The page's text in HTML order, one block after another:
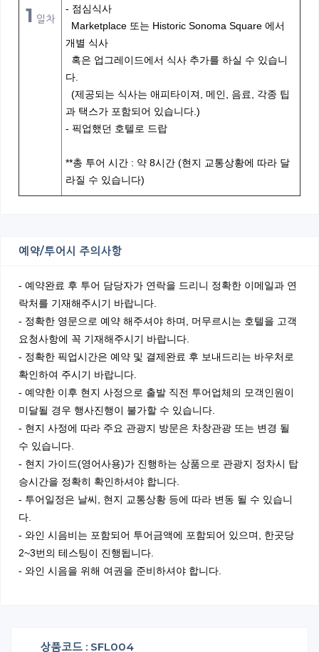
1 일차
- 점심식사
Marketplace 또는 Historic Sonoma Square 에서
개별 식사
혹은 업그레이드에서 식사 추가를 하실 수 있습니
다.
(제공되는 식사는 애피타이져, 메인, 음료, 각종 팁
과 택스가 포함되어 있습니다.)
- 픽업했던 호텔로 드랍
**총 투어 시간 : 약 8시간 (현지 교통상황에 따라 달
라질 수 있습니다)
예약/투어시 주의사항
- 예약완료 후 투어 담당자가 연락을 드리니 정확한 이메일과 연
락처를 기재해주시기 바랍니다.
- 정확한 영문으로 예약 해주셔야 하며, 머무르시는 호텔을 고객
요청사항에 꼭 기재해주시기 바랍니다.
- 정확한 픽업시간은 예약 및 결제완료 후 보내드리는 바우처로
확인하여 주시기 바랍니다.
- 예약한 이후 현지 사정으로 출발 직전 투어업체의 모객인원이
미달될 경우 행사진행이 불가할 수 있습니다.
- 현지 사정에 따라 주요 관광지 방문은 차창관광 또는 변경 될
수 있습니다.
- 현지 가이드(영어사용)가 진행하는 상품으로 관광지 정차시 탑
승시간을 정확히 확인하셔야 합니다.
- 투어일정은 날씨, 현지 교통상황 등에 따라 변동 될 수 있습니
다.
- 와인 시음비는 포함되어 투어금액에 포함되어 있으며, 한곳당
2~3번의 테스팅이 진행됩니다.
- 와인 시음을 위해 여권을 준비하셔야 합니다.
상품코드 : SFL004